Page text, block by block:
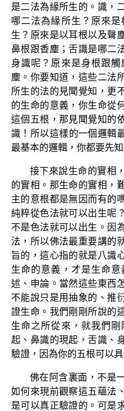
是二法為緣所生的。識，
哪二法為緣所生？原來
生？原來是以耳根以及聲
鼻根跟香塵；舌識是哪二
身識呢？原來是身根跟
塵。你要知道，這些二法
所生的法的見聞覺知，更
的生命的意義，你生命從
這個五根，那見聞覺知的
識！所以這樣的一個邏
最基本的邏輯，你都要先知
接下來說生命的實相
的實相。那生命的實相，
主的意根都是無因而有的
純粹從色法就可以出生呢
不是色法就可以出生。因
法，所以佛法最重要講的
旨的，這心指的就是八識
生命的意義，才是生命
述、申論。當然這些東西
不能說只是用抽象的、推
證生命。我們剛剛所說的
生命之所從來，就我們
起、鼻識的現起，舌識、
驗證，因為你的五根可以具
佛在阿含裏面，不是
如何來現前觀察這五蘊法
是可以真正驗證的。可是